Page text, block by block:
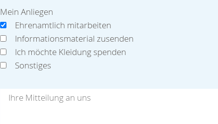
Mein Anliegen
Ehrenamtlich mitarbeiten
Informationsmaterial zusenden
Ich möchte Kleidung spenden
Sonstiges